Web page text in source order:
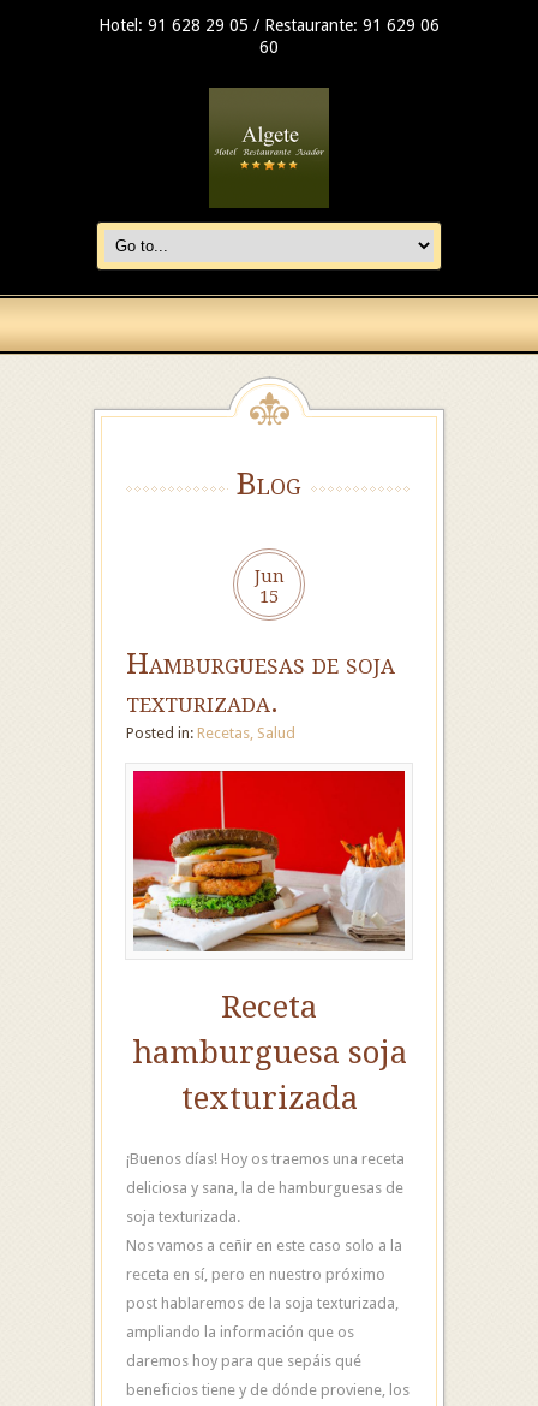
Hotel: 91 628 29 05 / Restaurante: 91 629 06
60
Blog
Jun
15
Hamburguesas de soja
texturizada.
Posted in: Recetas, Salud
Receta
hamburguesa soja
texturizada
¡Buenos días! Hoy os traemos una receta
deliciosa y sana, la de hamburguesas de
soja texturizada.
Nos vamos a ceñir en este caso solo a la
receta en sí, pero en nuestro próximo
post hablaremos de la soja texturizada,
ampliando la información que os
daremos hoy para que sepáis qué
beneficios tiene y de dónde proviene, los